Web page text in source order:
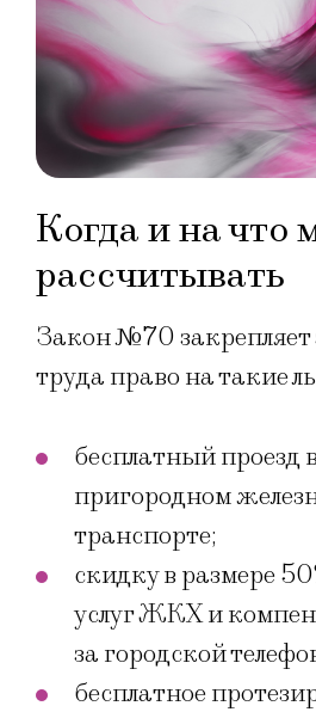
Когда и на что
рассчитывать
Закон №70 закрепляет
труда право на такие
бесплатный проезд
пригородном
транспорте;
скидку в размере
услуг ЖКХ и
за городской
бесплатное